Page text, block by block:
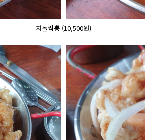
차돌짬뽕 (10,500원)